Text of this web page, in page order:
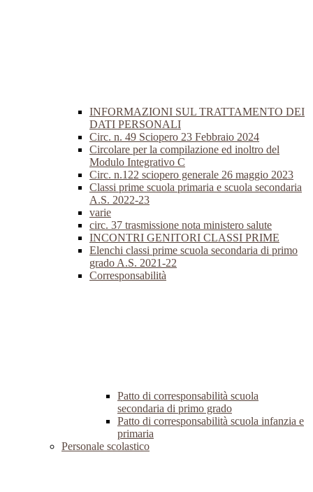
INFORMAZIONI SUL TRATTAMENTO DEI
DATI PERSONALI
Circ. n. 49 Sciopero 23 Febbraio 2024
Circolare per la compilazione ed inoltro del
Modulo Integrativo C
Circ. n.122 sciopero generale 26 maggio 2023
Classi prime scuola primaria e scuola secondaria
A.S. 2022-23
varie
circ. 37 trasmissione nota ministero salute
INCONTRI GENITORI CLASSI PRIME
Elenchi classi prime scuola secondaria di primo
grado A.S. 2021-22
Corresponsabilità
Patto di corresponsabilità scuola
secondaria di primo grado
Patto di corresponsabilità scuola infanzia e
primaria
Personale scolastico